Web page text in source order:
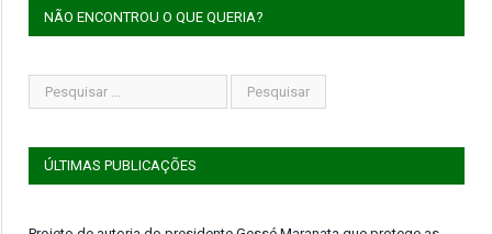
NÃO ENCONTROU O QUE QUERIA?
ÚLTIMAS PUBLICAÇÕES